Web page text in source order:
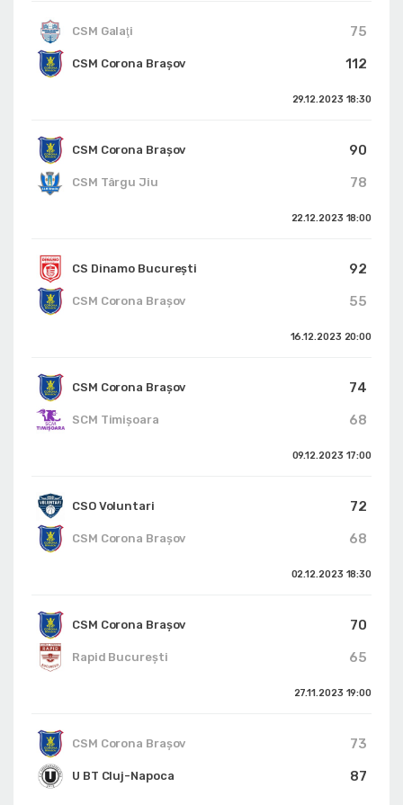
CSM Galaţi
75
112
CSM Corona Braşov
29.12.2023 18:30
CSM Corona Braşov
90
78
CSM Târgu Jiu
22.12.2023 18:00
CS Dinamo Bucureşti
92
55
CSM Corona Braşov
16.12.2023 20:00
CSM Corona Braşov
74
68
SCM Timișoara
09.12.2023 17:00
CSO Voluntari
72
68
CSM Corona Braşov
02.12.2023 18:30
CSM Corona Braşov
70
65
Rapid București
27.11.2023 19:00
CSM Corona Braşov
73
87
U BT Cluj-Napoca